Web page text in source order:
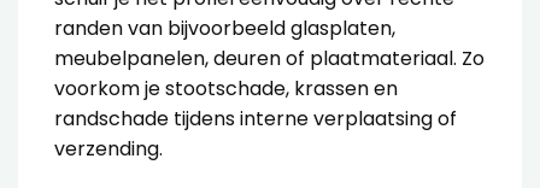
randen van bijvoorbeeld glasplaten,
meubelpanelen, deuren of plaatmateriaal. Zo
voorkom je stootschade, krassen en
randschade tijdens interne verplaatsing of
verzending.